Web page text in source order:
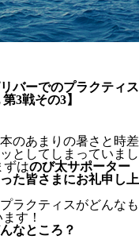
バーでのプラクティス
3戦その3】
のあまりの暑さと時差
としてしまっていまし
ずはのび太サポーター
た皆さまにお礼申し上
ラクティスがどんなも
す！
なところ？